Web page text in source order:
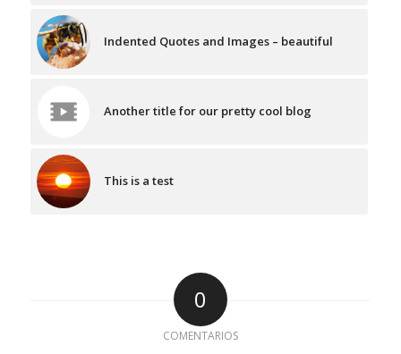
Indented Quotes and Images – beautiful
Another title for our pretty cool blog
This is a test
0
COMENTARIOS